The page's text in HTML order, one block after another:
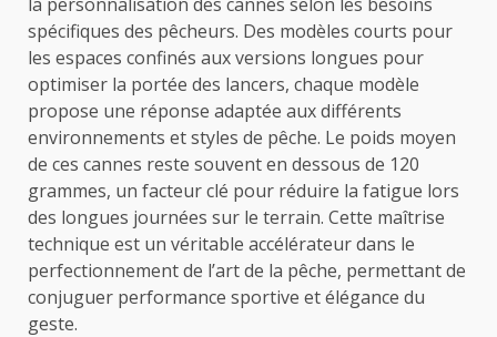
spécifiques des pêcheurs. Des modèles courts pour
les espaces confinés aux versions longues pour
optimiser la portée des lancers, chaque modèle
propose une réponse adaptée aux différents
environnements et styles de pêche. Le poids moyen
de ces cannes reste souvent en dessous de 120
grammes, un facteur clé pour réduire la fatigue lors
des longues journées sur le terrain. Cette maîtrise
technique est un véritable accélérateur dans le
perfectionnement de l’art de la pêche, permettant de
conjuguer performance sportive et élégance du
geste.